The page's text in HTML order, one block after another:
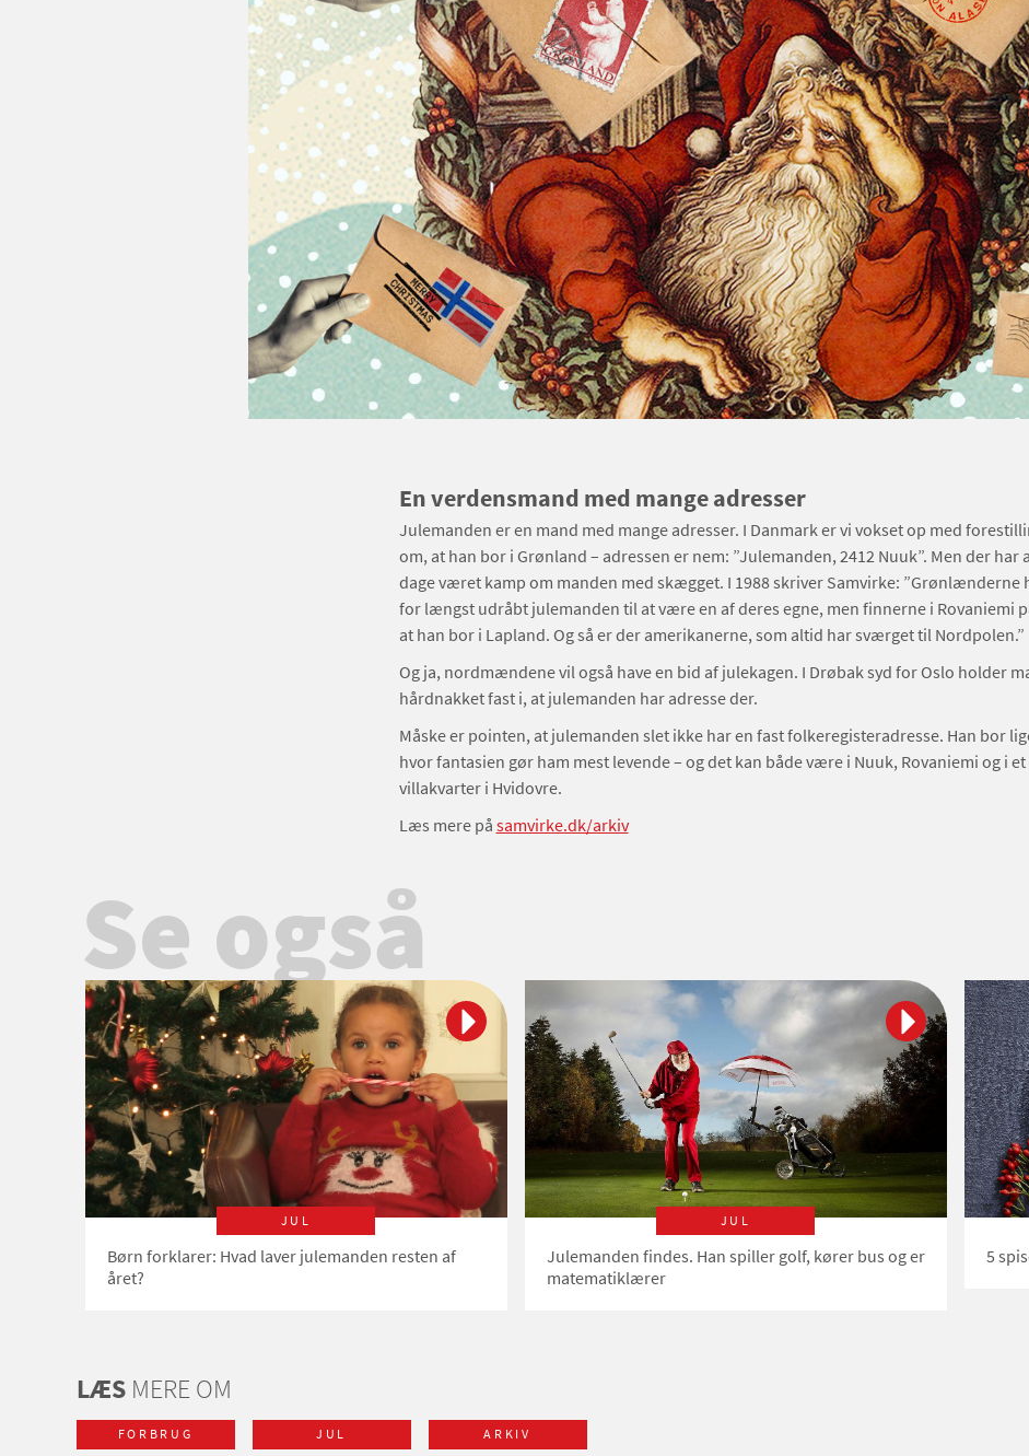
En verdensmand med mange adresser
Julemanden er en mand med mange adresser. I Danmark er vi vokset op med
om, at han bor i Grønland – adressen er nem: ”Julemanden, 2412 Nuuk”. Men der har
dage været kamp om manden med skægget. I 1988 skriver Samvirke: ”Grønlænderne
for længst udråbt julemanden til at være en af deres egne, men finnerne i Rovaniemi
at han bor i Lapland. Og så er der amerikanerne, som altid har sværget til Nordpolen.”
Og ja, nordmændene vil også have en bid af julekagen. I Drøbak syd for Oslo holder
hårdnakket fast i, at julemanden har adresse der.
Måske er pointen, at julemanden slet ikke har en fast folkeregisteradresse. Han bor
hvor fantasien gør ham mest levende – og det kan både være i Nuuk, Rovaniemi og i et
villakvarter i Hvidovre.
Læs mere på samvirke.dk/arkiv
Se også
JUL
Børn forklarer: Hvad laver julemanden resten af
året?
JUL
Julemanden findes. Han spiller golf, kører bus og er
matematiklærer
5
LÆSMERE OM
FORBRUG JUL ARKIV